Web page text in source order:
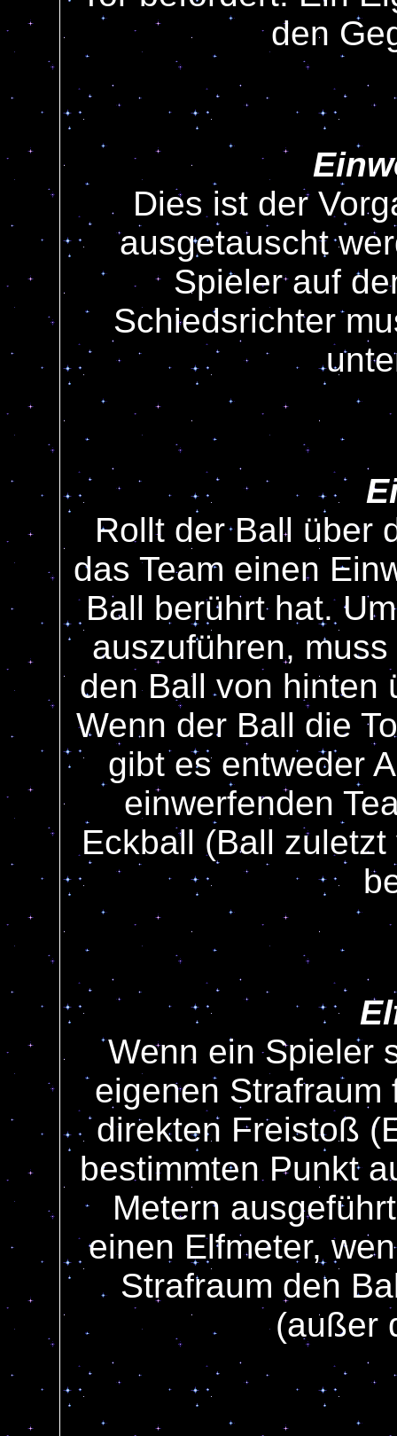
den
Dies ist der
ausgetauscht
Spieler auf
Schiedsrichter
Rollt der Ball über
das Team einen
Ball berührt hat.
auszuführen,
den Ball von hinten
Wenn der Ball die
gibt es entweder
einwerfenden
Eckball (Ball
Wenn ein Spieler
eigenen
direkten Freistoß
bestimmten Punkt
Metern
einen Elfmeter,
Strafraum den
(außer